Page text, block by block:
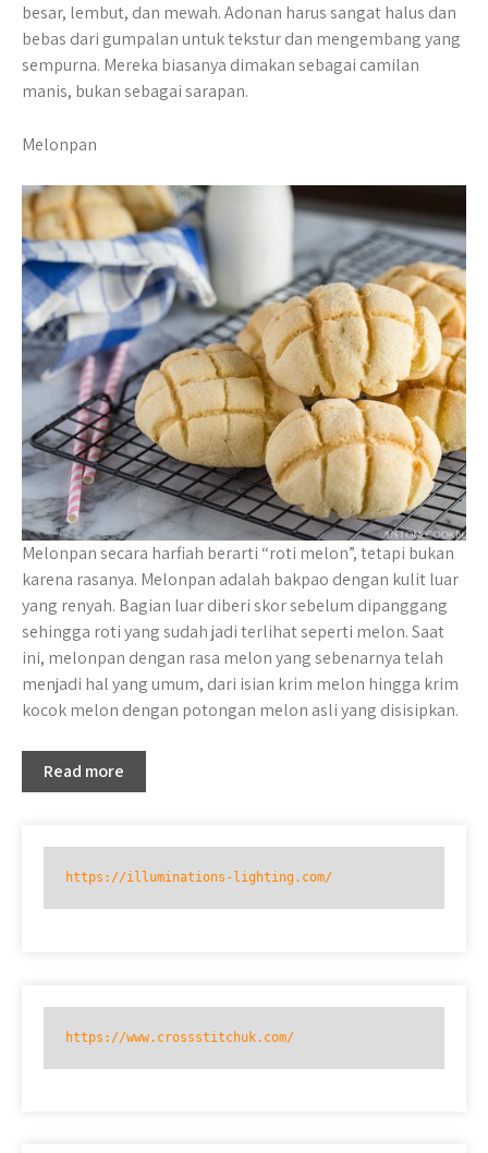
besar, lembut, dan mewah. Adonan harus sangat halus dan
bebas dari gumpalan untuk tekstur dan mengembang yang
sempurna. Mereka biasanya dimakan sebagai camilan
manis, bukan sebagai sarapan.
Melonpan
Melonpan secara harfiah berarti “roti melon”, tetapi bukan
karena rasanya. Melonpan adalah bakpao dengan kulit luar
yang renyah. Bagian luar diberi skor sebelum dipanggang
sehingga roti yang sudah jadi terlihat seperti melon. Saat
ini, melonpan dengan rasa melon yang sebenarnya telah
menjadi hal yang umum, dari isian krim melon hingga krim
kocok melon dengan potongan melon asli yang disisipkan.
Read more
https://illuminations-lighting.com/
https://www.crossstitchuk.com/